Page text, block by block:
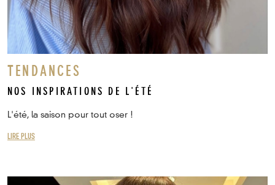
TENDANCES
NOS INSPIRATIONS DE L'ÉTÉ
L'été, la saison pour tout oser !
LIRE PLUS